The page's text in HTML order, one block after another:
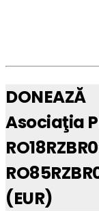
DONEAZĂ
Asociaţia
(EUR)